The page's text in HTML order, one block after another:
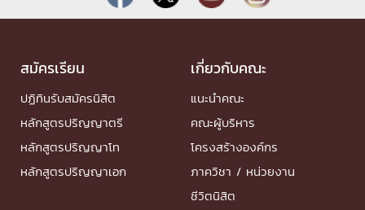
สมัครเรียน
ปฏิทินรับสมัครนิสิต
หลักสูตรปริญญาตรี
หลักสูตรปริญญาโท
หลักสูตรปริญญาเอก
เกี่ยวกับคณะ
แนะนำคณะ
คณะผู้บริหาร
โครงสร้างองค์กร
ภาควิชา / หน่วยงาน
ชีวิตนิสิต